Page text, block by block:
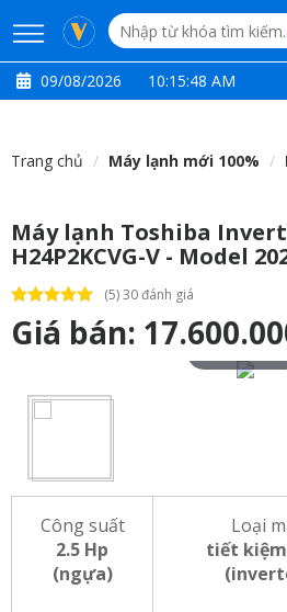
09/08/2026 10:15:49 AM
Trang chủ Máy lạnh mới 100%
Máy lạnh Toshiba
H24P2KCVG-V - Model
(5) 30 đánh giá
Giá bán:
Công suất
2.5 Hp
(ngựa)
Loại
tiết